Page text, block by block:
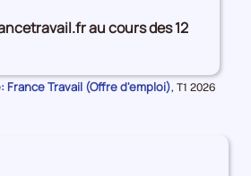
au cours des 12
France Travail (Offre d'emploi), Données
T1 2026